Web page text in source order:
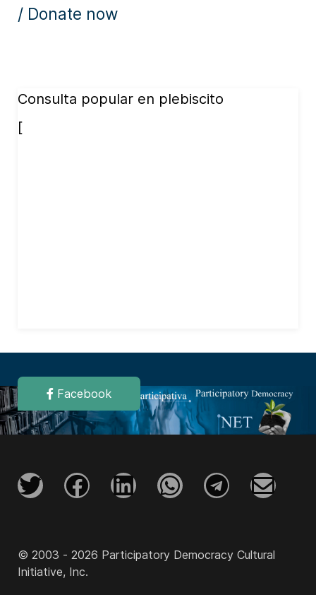
/ Donate now
Consulta popular en plebiscito
[
Facebook
© 2003 - 2026 Participatory Democracy Cultural
Initiative, Inc.